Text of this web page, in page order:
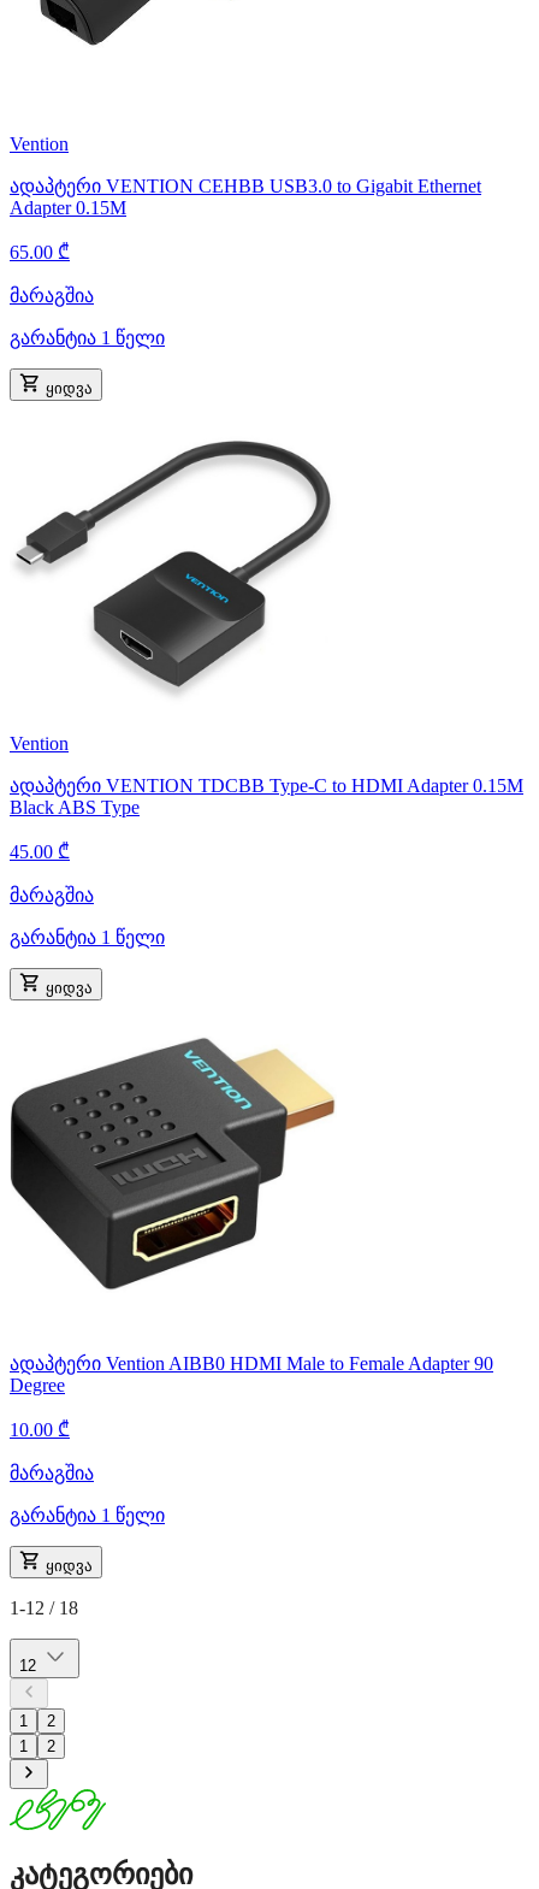
Vention
ადაპტერი VENTION CEHBB USB3.0 to Gigabit Ethernet
Adapter 0.15M
65.00 ₾
მარაგშია
გარანტია 1 წელი
ყიდვა
Vention
ადაპტერი VENTION TDCBB Type-C to HDMI Adapter 0.15M
Black ABS Type
45.00 ₾
მარაგშია
გარანტია 1 წელი
ყიდვა
ადაპტერი Vention AIBB0 HDMI Male to Female Adapter 90
Degree
10.00 ₾
მარაგშია
გარანტია 1 წელი
ყიდვა
1-12 / 18
12
1
2
1
2
კატეგორიები